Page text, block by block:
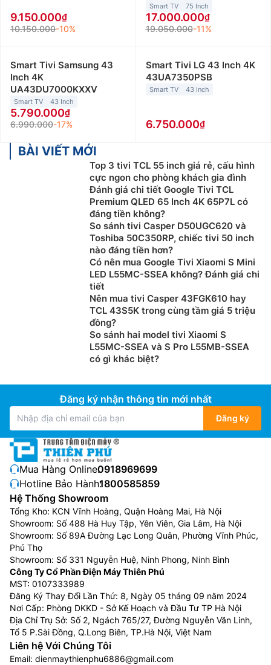
9.150.000
10.150.000-10%
Smart TV 75 Inch
17.000.000
19.050.000-11%
Smart Tivi Samsung 43
Inch 4K
UA43DU7000KXXV
Smart TV 43 Inch
5.790.000
6.990.000-17%
Smart Tivi LG 43 Inch 4K
43UA7350PSB
Smart TV 43 Inch
6.750.000
BÀI VIẾT MỚI
Top 3 tivi TCL 55 inch giá rẻ, cấu hình
cực ngon cho phòng khách gia đình
Đánh giá chi tiết Google Tivi TCL
Premium QLED 65 Inch 4K 65P7L có
đáng tiền không?
So sánh tivi Casper D50UGC620 và
Toshiba 50C350RP, chiếc tivi 50 inch
nào đáng tiền hơn?
Có nên mua Google Tivi Xiaomi S Mini
LED L55MC-SSEA không? Đánh giá chi
tiết
Nên mua tivi Casper 43FGK610 hay
TCL 43S5K trong cùng tầm giá 5 triệu
đồng?
So sánh hai model tivi Xiaomi S
L55MC-SSEA và S Pro L55MB-SSEA
có gì khác biệt?
Đăng ký nhận thông tin mới nhất
Đăng ký
Mua Hàng Online:0918969699
Hotline Bảo Hành:1800585859
Hệ Thống Showroom
Tổng Kho: KCN Vĩnh Hoàng, Quận Hoàng Mai, Hà Nội
Showroom: Số 488 Hà Huy Tập, Yên Viên, Gia Lâm, Hà Nội
Showroom: Số 89A Đường Lạc Long Quân, Phường Vĩnh Phúc,
Phú Thọ
Showroom: Số 331 Nguyễn Huệ, Ninh Phong, Ninh Bình
Công Ty Cổ Phần Điện Máy Thiên Phú
MST: 0107333989
Đăng Ký Thay Đổi Lần Thứ: 8, Ngày 05 tháng 09 năm 2024
Nơi Cấp: Phòng DKKD - Sở Kế Hoạch và Đầu Tư TP Hà Nội
Địa Chỉ Trụ Sở: Số 2, Ngách 765/27, Đường Nguyễn Văn Linh,
Tổ 5 P.Sài Đồng, Q.Long Biên, TP.Hà Nội, Việt Nam
Liên hệ Với Chúng Tôi
Email: dienmaythienphu6886@gmail.com